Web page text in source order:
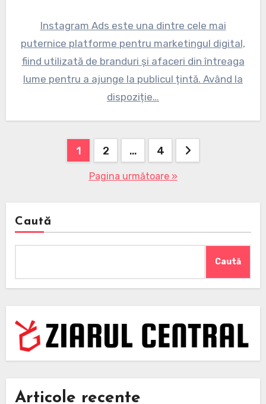
Instagram Ads este una dintre cele mai
puternice platforme pentru marketingul digital,
fiind utilizată de branduri și afaceri din întreaga
lume pentru a ajunge la publicul țintă. Având la
dispoziție…
Paginație
1 2 … 4
Pagina următoare »
Caută
Caută
Articole recente